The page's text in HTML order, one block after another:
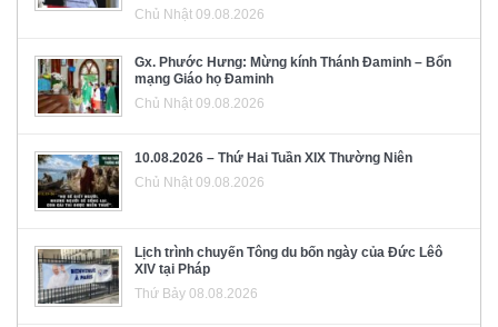
Chủ Nhật 09.08.2026
Gx. Phước Hưng: Mừng kính Thánh Đaminh – Bổn
mạng Giáo họ Đaminh
Chủ Nhật 09.08.2026
10.08.2026 – Thứ Hai Tuần XIX Thường Niên
Chủ Nhật 09.08.2026
Lịch trình chuyến Tông du bốn ngày của Đức Lêô
XIV tại Pháp
Thứ Bảy 08.08.2026